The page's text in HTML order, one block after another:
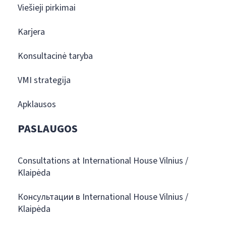
Viešieji pirkimai
Karjera
Konsultacinė taryba
VMI strategija
Apklausos
PASLAUGOS
Consultations at International House Vilnius /
Klaipėda
Консультации в International House Vilnius /
Klaipėda